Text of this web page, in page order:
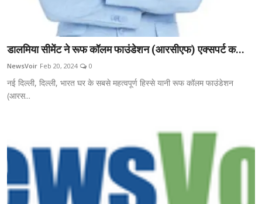
डालमिया सीमेंट ने रूफ कॉलम फाउंडेशन (आरसीएफ) एक्सपर्ट क...
NewsVoir Feb 20, 2024 0
नई दिल्ली, दिल्ली, भारत घर के सबसे महत्वपूर्ण हिस्से यानी रूफ कॉलम फाउंडेशन
(आरस...